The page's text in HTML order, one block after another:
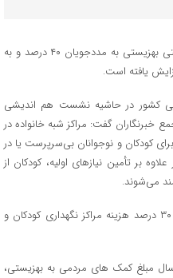
رییس سازمان بهزیستی کشور گفت: پرداختی بهزیستی به مددجویان ۴۰ درصد و به
کشور در حاشیه نشست هم اندیشی
گفت: مراکز شبه خانواده در
کودکان و نوجوانان بی‌سرپرست یا در
بر تأمین نیازهای اولیه، کودکان از
می‌شوند.
وی بیان کرد: یارانه پرداختی بهزیستی فقط ۳۰ درصد هزینه مراکز نگهداری کودکان و
مبلغ کمک های مردمی به بهزیستی،